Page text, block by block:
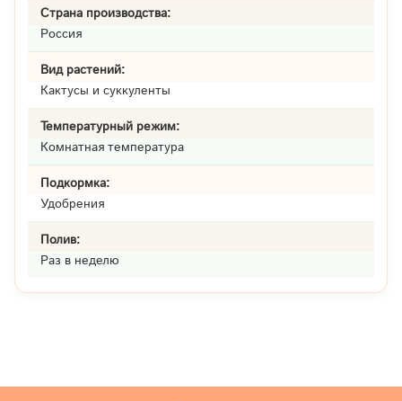
Страна производства:
Россия
Вид растений:
Кактусы и суккуленты
Температурный режим:
Комнатная температура
Подкормка:
Удобрения
Полив:
Раз в неделю